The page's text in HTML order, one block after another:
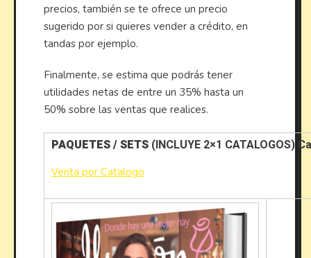
precios, también se te ofrece un precio
sugerido por si quieres vender a crédito, en
tandas por ejemplo.
Finalmente, se estima que podrás tener
utilidades netas de entre un 35% hasta un
50% sobre las ventas que realices.
PAQUETES / SETS (INCLUYE 2×1 CATALOGOS)
Venta por Catalogo